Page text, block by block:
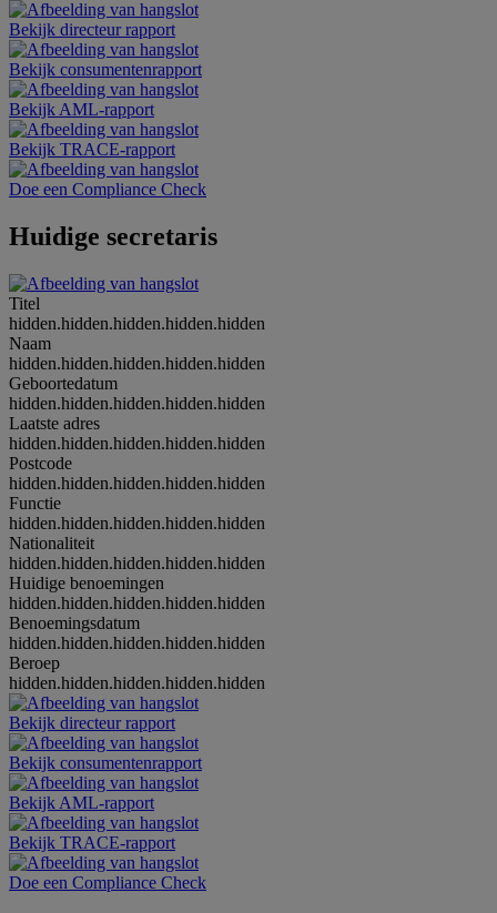
Bekijk directeur rapport
Bekijk consumentenrapport
Bekijk AML-rapport
Bekijk TRACE-rapport
Doe een Compliance Check
Huidige secretaris
Titel
hidden.hidden.hidden.hidden.hidden
Naam
hidden.hidden.hidden.hidden.hidden
Geboortedatum
hidden.hidden.hidden.hidden.hidden
Laatste adres
hidden.hidden.hidden.hidden.hidden
Postcode
hidden.hidden.hidden.hidden.hidden
Functie
hidden.hidden.hidden.hidden.hidden
Nationaliteit
hidden.hidden.hidden.hidden.hidden
Huidige benoemingen
hidden.hidden.hidden.hidden.hidden
Benoemingsdatum
hidden.hidden.hidden.hidden.hidden
Beroep
hidden.hidden.hidden.hidden.hidden
Bekijk directeur rapport
Bekijk consumentenrapport
Bekijk AML-rapport
Bekijk TRACE-rapport
Doe een Compliance Check